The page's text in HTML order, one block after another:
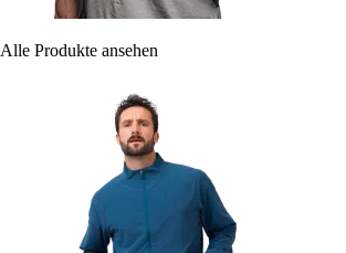
Alle Produkte ansehen